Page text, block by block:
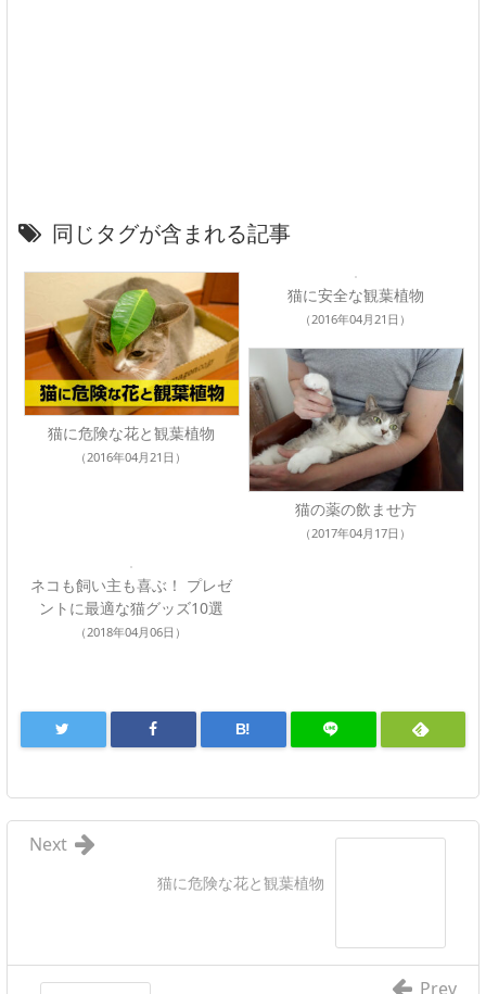
同じタグが含まれる記事
猫に危険な花と観葉植物
（2016年04月21日）
猫に安全な観葉植物
（2016年04月21日）
猫の薬の飲ませ方
（2017年04月17日）
ネコも飼い主も喜ぶ！ プレゼ
ントに最適な猫グッズ10選
（2018年04月06日）
B!
猫に危険な花と観葉植物
Next
Prev